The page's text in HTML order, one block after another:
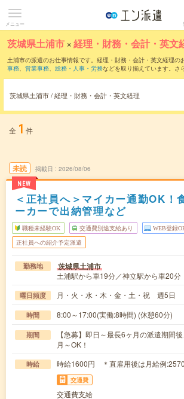
メニュー
茨城県土浦市 ×経理・財務・会計・英文
土浦市の派遣のお仕事情報です。経理・財務・会計・英文経理の
事務、 営業事務、 総務・人事・労務などを取り揃えています。さ
茨城県土浦市 / 経理・財務・会計・英文経理
全 1 件
未読
NEW
掲載日 2026/08/06
＜正社員へ＞マイカー通勤OK！
ーカーで出納管理など
職種未経験OK 交通費別途支給あり WEB登録
正社員への紹介予定派遣
勤務地 茨城県土浦市
土浦駅から車19分／神立駅から車20分
曜日頻度 月・火・水・木・金・土・祝 週5日
時間 8:00～17:00(実働:8時間) (休憩60分)
期間
【急募】即日～最長6ヶ月の派遣期
月～OK！
時給 時給1600円 ＊直雇用後は月給例
交通費
交通費支給